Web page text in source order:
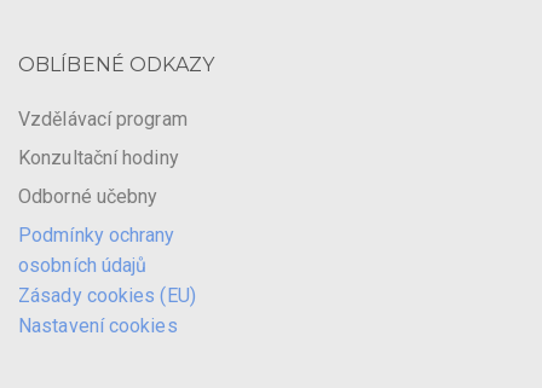
OBLÍBENÉ ODKAZY
Vzdělávací program
Konzultační hodiny
Odborné učebny
Podmínky ochrany
osobních údajů
Zásady cookies (EU)
Nastavení cookies